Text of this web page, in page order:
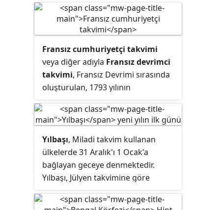
Medine'ye hicretini başlangıç yılı
kabul eden ve Ay'ın Dünya
çevresinde dolanımını esas alan bir
takvim sistemidir. Resmi olarak
Afganistan ve İran tarafından
kullanılmaktadır. Hicretin ,
Muharrem ayı yani takvimin
başlangıç günü ya da ayıyla bir ilgisi
yoktur.
Fransız cumhuriyetçi takvimi
veya diğer adıyla Fransız devrimci
takvimi, Fransız Devrimi sırasında
oluşturulan, 1793 yılının
Fransız hükûmeti ve 1871 yılında 18
günlüğüne Paris Komünü
tarafından kullanılan takvimdi.
Yılbaşı, Miladi takvim kullanan
ülkelerde 31 Aralık'ı 1 Ocak'a
bağlayan geceye denmektedir.
Yılbaşı, Jülyen takvimine göre
ayının da adının verildiği geçit ve